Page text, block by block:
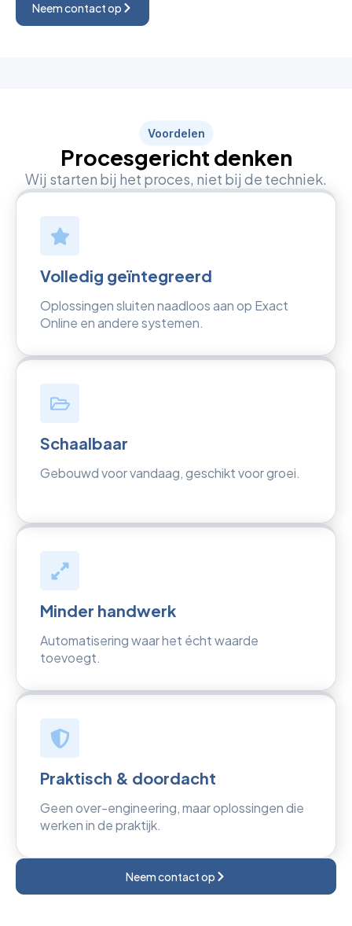
Neem contact op
Voordelen
Procesgericht denken
Wij starten bij het proces, niet bij de techniek.
Volledig geïntegreerd
Oplossingen sluiten naadloos aan op Exact
Online en andere systemen.
Schaalbaar
Gebouwd voor vandaag, geschikt voor groei.
Minder handwerk
Automatisering waar het écht waarde
toevoegt.
Praktisch & doordacht
Geen over-engineering, maar oplossingen die
werken in de praktijk.
Neem contact op